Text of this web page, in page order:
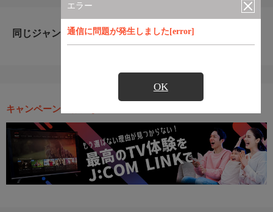
エラー
通信に問題が発生しました[error]
OK
同じジャンルのおすすめ番組
キャンペーン・お得な情報